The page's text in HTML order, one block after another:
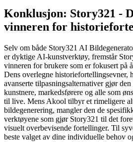
Konklusjon: Story321 -
vinneren for
Selv om både Story321 AI
er dyktige AI-kunstverktøy, fremstår
vinneren for brukere som er fokusert på
Dens overlegne historiefortellingsevner,
avanserte tilpasningsalternativer gjør
kunstnere, markedsførere og alle som
til live. Mens Akool tilbyr et rimeligere
bildegenerering, mangler den de
verktøyene som gjør Story321 til det
visuelt overbevisende fortellinger. Til
beste valget av dine individuelle behov